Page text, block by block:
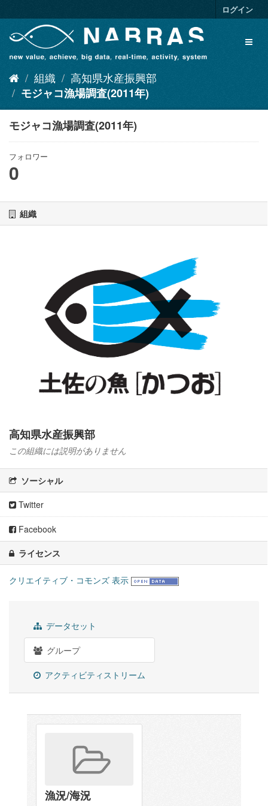
キ
ログイン
組織
高知県水産振興部
モジャコ漁場調査(2011年)
モジャコ漁場調査(2011年)
フォロワー
0
組織
高知県水産振興部
この組織には説明がありません
ソーシャル
Twitter
Facebook
ライセンス
クリエイティブ・コモンズ 表示
データセット
グループ
アクティビティストリーム
漁況/海況